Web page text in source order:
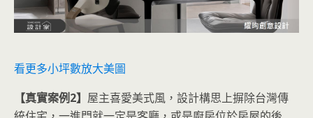
看更多小坪數放大美圖
【真實案例2】 屋主喜愛美式風，設計構思上摒除台灣傳